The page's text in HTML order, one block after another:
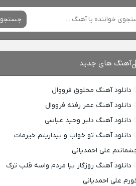
جستجو
آهنگ های جدید
دانلود آهنگ مخلوق فرووال
دانلود آهنگ عمر رفته فرووال
دانلود آهنگ دلبر وحید عباسی
دانلود آهنگ تو خواب و بیداریتم خیرمات
علی احمدیانی
دانلود آهنگ روزگار بیا مردم واسه قلب ترک
علی احمدیانی